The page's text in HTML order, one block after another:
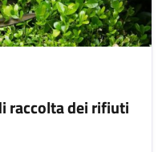
raccolta dei rifiuti